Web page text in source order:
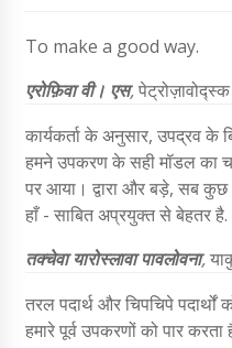
To make a good way.
एरोफ़िवा वी। एस,पेट्रोज़ावोद्स्क
कार्यकर्ता के अनुसार, उपद्रव के
हमने उपकरण के सही मॉडल का
पर आया। द्वारा और बड़े, सब
हाँ - साबित अप्रयुक्त से बेहतर है.
तक्चेवा यारोस्लावा पावलोवना,
तरल पदार्थ और चिपचिपे
हमारे पूर्व उपकरणों को पार